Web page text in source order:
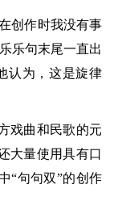
创作时我没有事
乐句末尾一直出
认为，这是旋律
曲和民歌的元
大量使用具有口
“句句双”的创作